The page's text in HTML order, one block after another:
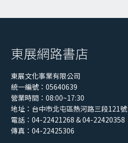
東展網路書店
東展文化事業有限公司
統一編號：05640639
營業時間：08:00~17:30
地址： 台中市北屯區熱河路三段121號
電話：04-22421268 & 04-22420358
傳真：04-22425306